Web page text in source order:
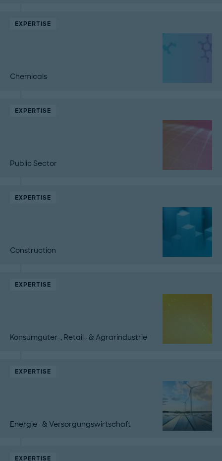
EXPERTISE
Chemicals
EXPERTISE
Public Sector
EXPERTISE
Construction
EXPERTISE
Konsumgüter-, Retail- & Agrarindustrie
EXPERTISE
Energie- & Versorgungswirtschaft
EXPERTISE